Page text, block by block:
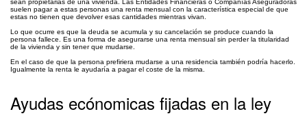
sean propietarias de una vivienda. Las Entidades Financieras o Compañías Aseguradoras
suelen pagar a estas personas una renta mensual con la característica especial de que
estas no tienen que devolver esas cantidades mientras vivan.
Lo que ocurre es que la deuda se acumula y su cancelación se produce cuando la
persona fallece. Es una forma de asegurarse una renta mensual sin perder la titularidad
de la vivienda y sin tener que mudarse.
En el caso de que la persona prefiriera mudarse a una residencia también podría hacerlo.
Igualmente la renta le ayudaría a pagar el coste de la misma.
Ayudas ecónomicas fijadas en la ley